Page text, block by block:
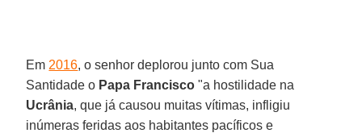
Em 2016, o senhor deplorou junto com Sua
Santidade o Papa Francisco "a hostilidade na
Ucrânia, que já causou muitas vítimas, infligiu
inúmeras feridas aos habitantes pacíficos e